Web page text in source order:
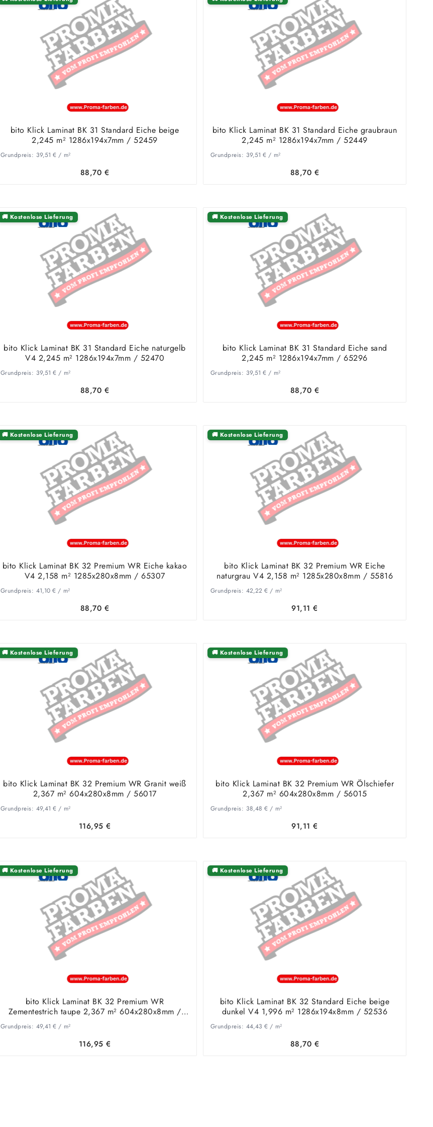
bito Klick Laminat BK 31 Standard Eiche beige
2,245 m² 1286x194x7mm / 52459
Grundpreis: 39,51 €/ m²
88,70 €
bito Klick Laminat BK 31 Standard Eiche graubraun
2,245 m² 1286x194x7mm / 52449
Grundpreis: 39,51 €/ m²
88,70 €
🚚 Kostenlose Lieferung
bito Klick Laminat BK 31 Standard Eiche naturgelb
V4 2,245 m² 1286x194x7mm / 52470
Grundpreis: 39,51 €/ m²
88,70 €
🚚 Kostenlose Lieferung
bito Klick Laminat BK 31 Standard Eiche sand
2,245 m² 1286x194x7mm / 65296
Grundpreis: 39,51 €/ m²
88,70 €
🚚 Kostenlose Lieferung
bito Klick Laminat BK 32 Premium WR Eiche kakao
V4 2,158 m² 1285x280x8mm / 65307
Grundpreis: 41,10 €/ m²
88,70 €
🚚 Kostenlose Lieferung
bito Klick Laminat BK 32 Premium WR Eiche
naturgrau V4 2,158 m² 1285x280x8mm / 55816
Grundpreis: 42,22 €/ m²
91,11€
🚚 Kostenlose Lieferung
bito Klick Laminat BK 32 Premium WR Granit weiß
2,367 m² 604x280x8mm / 56017
Grundpreis: 49,41 €/ m²
116,95€
🚚 Kostenlose Lieferung
bito Klick Laminat BK 32 Premium WR Ölschiefer
2,367 m² 604x280x8mm / 56015
Grundpreis: 38,48 €/ m²
91,11€
🚚 Kostenlose Lieferung
bito Klick Laminat BK 32 Premium WR
Zementestrich taupe 2,367 m² 604x280x8mm /
Grundpreis: 49,41 €/ m²
116,95€
🚚 Kostenlose Lieferung
bito Klick Laminat BK 32 Standard Eiche beige
dunkel V4 1,996 m² 1286x194x8mm / 52536
Grundpreis: 44,43 €/ m²
88,70 €